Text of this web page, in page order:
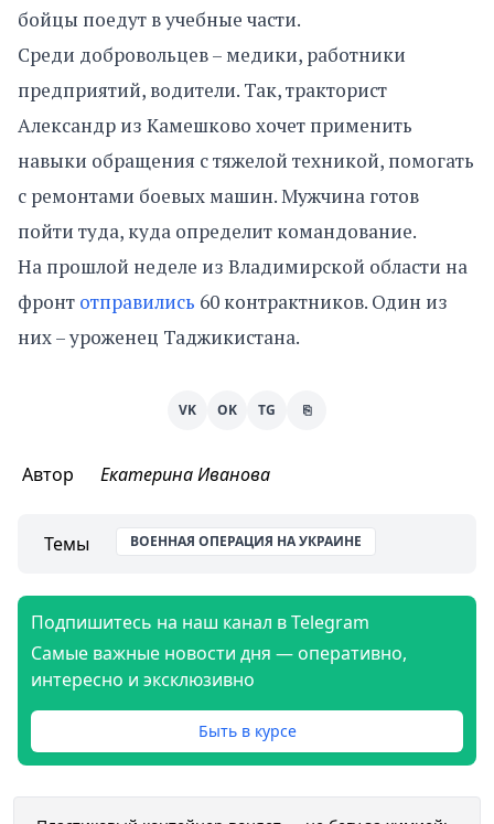
бойцы поедут в учебные части.
Среди добровольцев – медики, работники
предприятий, водители. Так, тракторист
Александр из Камешково хочет применить
навыки обращения с тяжелой техникой, помогать
с ремонтами боевых машин. Мужчина готов
пойти туда, куда определит командование.
На прошлой неделе из Владимирской области на
фронт отправились 60 контрактников. Один из
них – уроженец Таджикистана.
VK OK TG ⎘
Автор Екатерина Иванова
Темы ВОЕННАЯ ОПЕРАЦИЯ НА УКРАИНЕ
Подпишитесь на наш канал в Telegram
Самые важные новости дня — оперативно,
интересно и эксклюзивно
Быть в курсе